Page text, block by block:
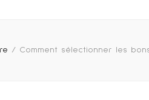
/ Comment sélectionner les